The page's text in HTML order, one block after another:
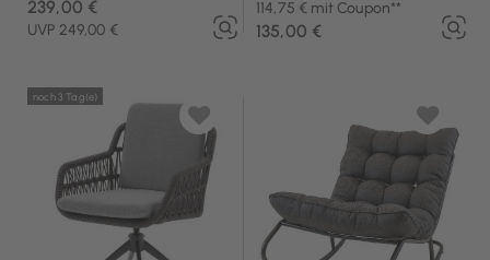
239,00 €
UVP 249,00 €
114,75 € mit Coupon**
135,00 €
noch 3 Tag(e)